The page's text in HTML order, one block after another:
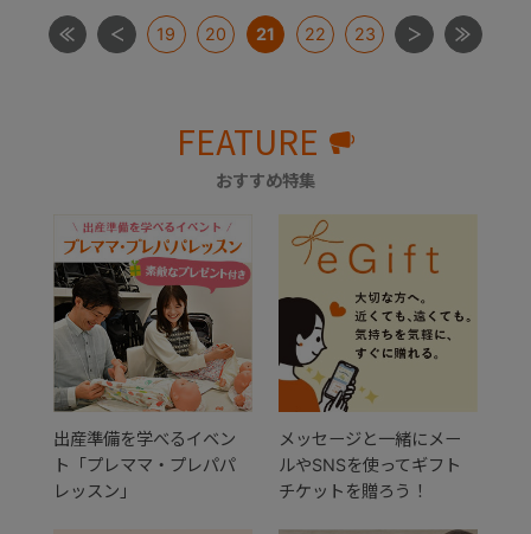
19 20 21 22 23
FEATURE
おすすめ特集
出産準備を学べるイベン
ト「プレママ・プレパパ
レッスン」
メッセージと一緒にメー
ルやSNSを使ってギフト
チケットを贈ろう！